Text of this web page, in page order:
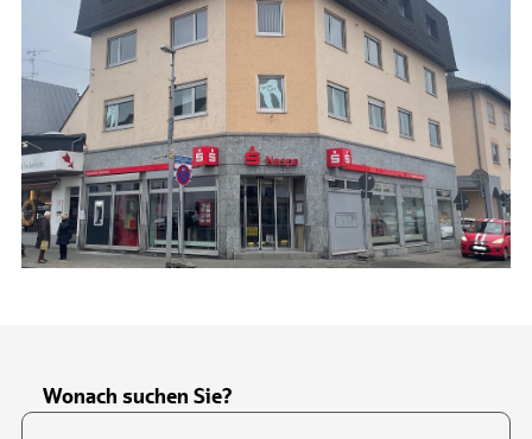
Wonach suchen Sie?
Suchfeld